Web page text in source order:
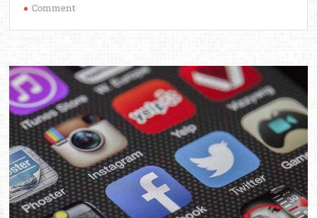
Comment
Ημερίδα
για
τα
Social
Media